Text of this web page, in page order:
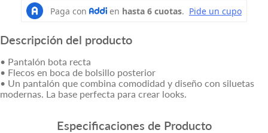
Descripción del producto
• Pantalón bota recta
• Flecos en boca de bolsillo posterior
• Un pantalón que combina comodidad y diseño con siluetas
modernas. La base perfecta para crear looks.
Especificaciones de Producto